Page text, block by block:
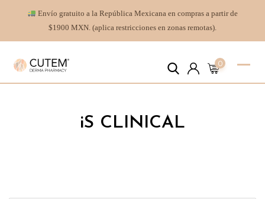
Envío gratuito a la República Mexicana en compras a partir de
$1900 MXN. (aplica restricciones en zonas remotas).
0
iS CLINICAL